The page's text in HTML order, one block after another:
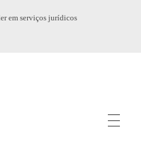
em serviços jurídicos